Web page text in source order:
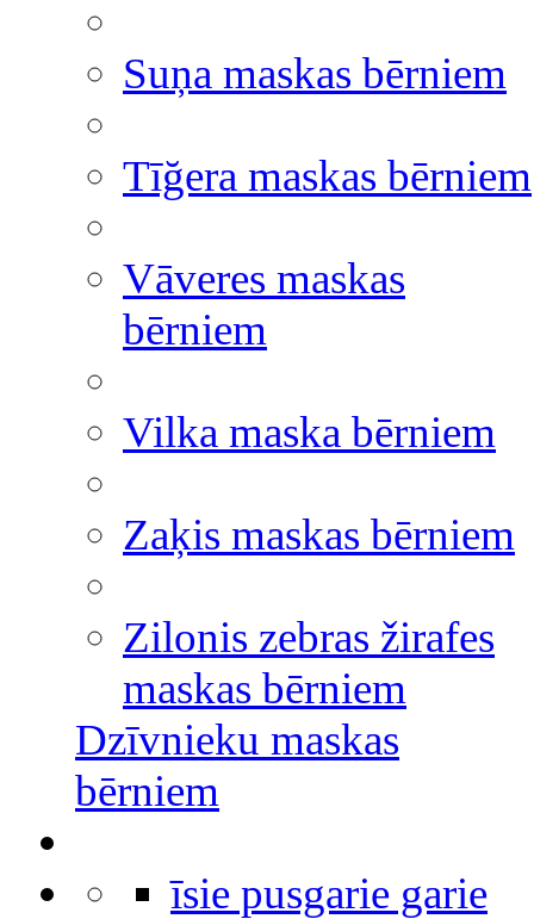
Suņa maskas bērniem
Tīğera maskas bērniem
Vāveres maskas
bērniem
Vilka maska bērniem
Zaķis maskas bērniem
Zilonis zebras žirafes
maskas bērniem
Dzīvnieku maskas
bērniem
īsie pusgarie garie